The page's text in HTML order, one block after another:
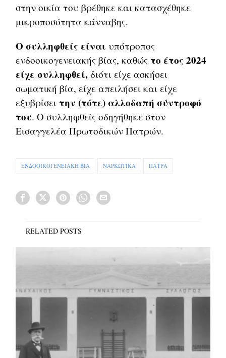
στην οικία του βρέθηκε και κατασχέθηκε
μικροποσότητα κάνναβης.
Ο συλληφθείς είναι υπότροπος
ενδοοικογενειακής βίας, καθώς το έτος 2024
είχε συλληφθεί,διότι είχε ασκήσει
σωματική βία, είχε απειλήσει και είχε
εξυβρίσει την (τότε) αλλοδαπή σύντροφό
του. Ο συλληφθείς οδηγήθηκε στον
Εισαγγελέα Πρωτοδικών Πατρών.
ΕΝΔΟΟΙΚΟΓΕΝΕΙΑΚΗ ΒΙΑ ΝΑΡΚΩΤΙΚΑ ΠΑΤΡΑ
RELATED POSTS